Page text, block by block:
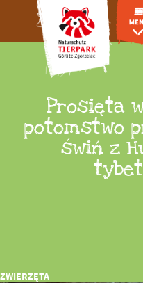
Prosięta
potomstwo
świń z
ZWIERZĘTA